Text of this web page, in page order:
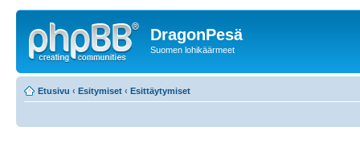
DragonPesä
Suomen lohikäärmeet
Etusivu ‹ Esitymiset ‹ Esittäytymiset